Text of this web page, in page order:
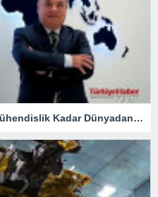
Nitelikli Kamyon Şoförlüğü, Mühendislik Kadar Dünyadan Yoğun Talep Alacak – Ekonomi